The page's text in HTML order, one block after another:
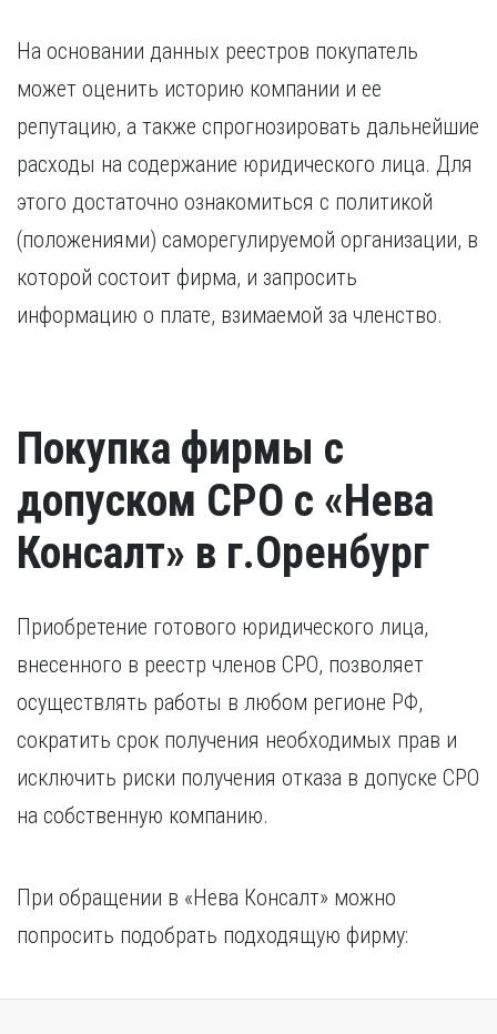
На основании данных реестров покупатель
может оценить историю компании и ее
репутацию, а также спрогнозировать дальнейшие
расходы на содержание юридического лица. Для
этого достаточно ознакомиться с политикой
(положениями) саморегулируемой организации, в
которой состоит фирма, и запросить
информацию о плате, взимаемой за членство.
Покупка фирмы с
допуском СРО с «Нева
Консалт» в г.Оренбург
Приобретение готового юридического лица,
внесенного в реестр членов СРО, позволяет
осуществлять работы в любом регионе РФ,
сократить срок получения необходимых прав и
исключить риски получения отказа в допуске СРО
на собственную компанию.
При обращении в «Нева Консалт» можно
попросить подобрать подходящую фирму: